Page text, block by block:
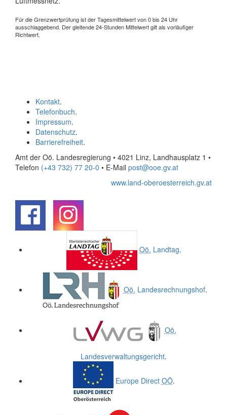
Für die Grenzwertprüfung ist der Tagesmittelwert von 0 bis 24 Uhr
ausschlaggebend. Der gleitende 24-Stunden Mittelwert gilt als vorläufiger
Richtwert.
Kontakt.
Telefonbuch.
Impressum.
Datenschutz.
Barrierefreiheit.
Amt der Oö. Landesregierung • 4021 Linz, Landhausplatz 1 •
Telefon (+43 732) 77 20-0 • E-Mail post@ooe.gv.at
www.land-oberoesterreich.gv.at
Oö. Landtag.
Oö. Landesrechnungshof.
Oö.
Landesverwaltungsgericht.
Europe Direct OÖ.